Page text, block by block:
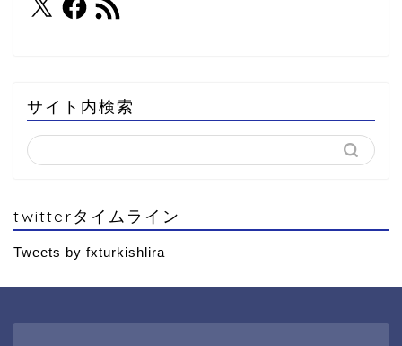
サイト内検索
twitterタイムライン
Tweets by fxturkishlira